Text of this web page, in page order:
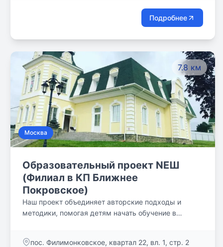
применять полученные знания на практике
позволят нашим ученикам находить решения в
Подробнее
7.8 км
Москва
Образовательный проект NEШ
(Филиал в КП Ближнее
Покровское)
Наш проект объединяет авторские подходы и
методики, помогая детям начать обучение в
пос. Филимонковское, квартал 22, вл. 1, стр. 2